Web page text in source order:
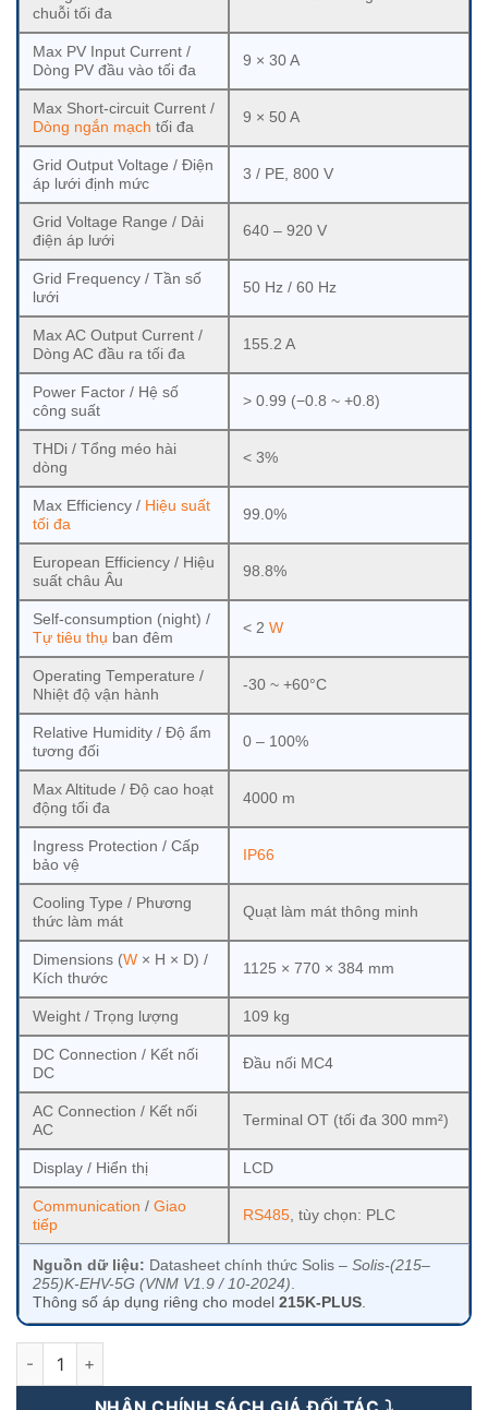
chuỗi tối đa
Max PV Input Current /
Dòng PV đầu vào tối đa
9 × 30 A
Max Short-circuit Current /
Dòng ngắn mạch tối đa
9 × 50 A
Grid Output Voltage / Điện
áp lưới định mức
3 / PE, 800 V
Grid Voltage Range / Dải
điện áp lưới
640 – 920 V
Grid Frequency / Tần số
lưới
50 Hz / 60 Hz
Max AC Output Current /
Dòng AC đầu ra tối đa
155.2 A
Power Factor / Hệ số
công suất
> 0.99 (−0.8 ~ +0.8)
THDi / Tổng méo hài
dòng
< 3%
Max Efficiency / Hiệu suất
tối đa
99.0%
European Efficiency / Hiệu
suất châu Âu
98.8%
Self-consumption (night) /
Tự tiêu thụ ban đêm
< 2 W
Operating Temperature /
Nhiệt độ vận hành
-30 ~ +60°C
Relative Humidity / Độ ẩm
tương đối
0 – 100%
Max Altitude / Độ cao hoạt
động tối đa
4000 m
Ingress Protection / Cấp
bảo vệ
IP66
Cooling Type / Phương
thức làm mát
Quạt làm mát thông minh
Dimensions (W × H × D) /
Kích thước
1125 × 770 × 384 mm
Weight / Trọng lượng 109 kg
DC Connection / Kết nối
DC
Đầu nối MC4
AC Connection / Kết nối
AC
Terminal OT (tối đa 300 mm²)
Display / Hiển thị LCD
Communication / Giao
tiếp
RS485 , tùy chọn: PLC
Nguồn dữ liệu: Datasheet chính thức Solis – Solis-(215–
255)K-EHV-5G (VNM V1.9 / 10-2024)
Thông số áp dụng riêng cho model 215K-PLUS
Inverter Hòa Lưới Solis 215KW 3 pha - SOLIS-215K-EHV-5G-